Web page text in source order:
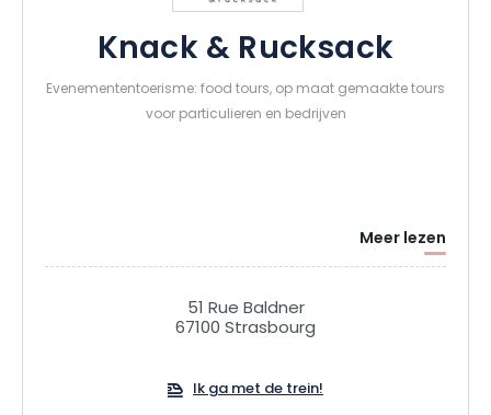
Knack & Rucksack
Evenemententoerisme: food tours, op maat gemaakte tours
voor particulieren en bedrijven
Meer lezen
51 Rue Baldner
67100 Strasbourg
Ik ga met de trein!